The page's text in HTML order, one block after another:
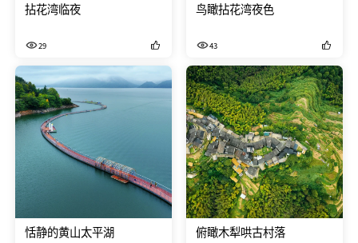
拈花湾临夜
29
鸟瞰拈花湾夜色
43
恬静的黄山太平湖 俯瞰木犁哄古村落